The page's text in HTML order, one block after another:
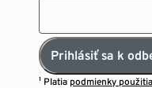
Prihlásiť sa k
¹ Platia podmienky